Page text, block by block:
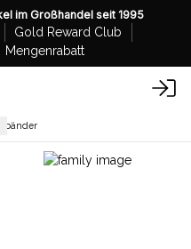
im Großhandel seit 1995
Gold Reward Club
Mengenrabatt